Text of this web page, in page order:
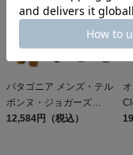
パタゴニア メンズ・テル
ボンヌ・ジョガーズ
PATAGONIA MS
12,584円（税込）